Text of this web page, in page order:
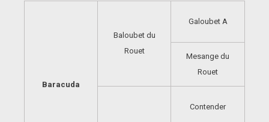
Baracuda
Baloubet du
Rouet
Galoubet A
Mesange du
Rouet
Contender